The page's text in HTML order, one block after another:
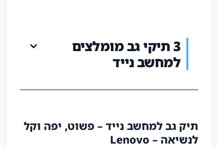
3 תיקי גב מומלצים
למחשב נייד
תיק גב למחשב נייד – פשוט, יפה וקל
לנשיאה – Lenovo